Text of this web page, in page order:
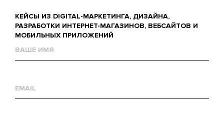
КЕЙСЫ ИЗ DIGITAL-МАРКЕТИНГА, ДИЗАЙНА,
РАЗРАБОТКИ ИНТЕРНЕТ-МАГАЗИНОВ, ВЕБСАЙТОВ И
МОБИЛЬНЫХ ПРИЛОЖЕНИЙ
mail